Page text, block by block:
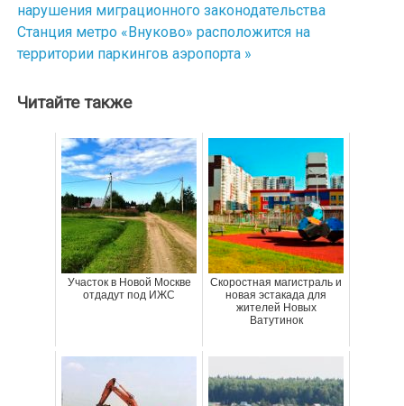
по
записям
нарушения миграционного законодательства
Станция метро «Внуково» расположится на
территории паркингов аэропорта »
Читайте также
Участок в Новой Москве
отдадут под ИЖС
Скоростная магистраль и
новая эстакада для
жителей Новых
Ватутинок